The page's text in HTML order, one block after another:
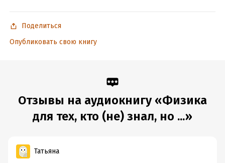
Поделиться
Опубликовать свою книгу
Отзывы на аудиокнигу «Физика
для тех, кто (не) знал, но ...»
Татьяна